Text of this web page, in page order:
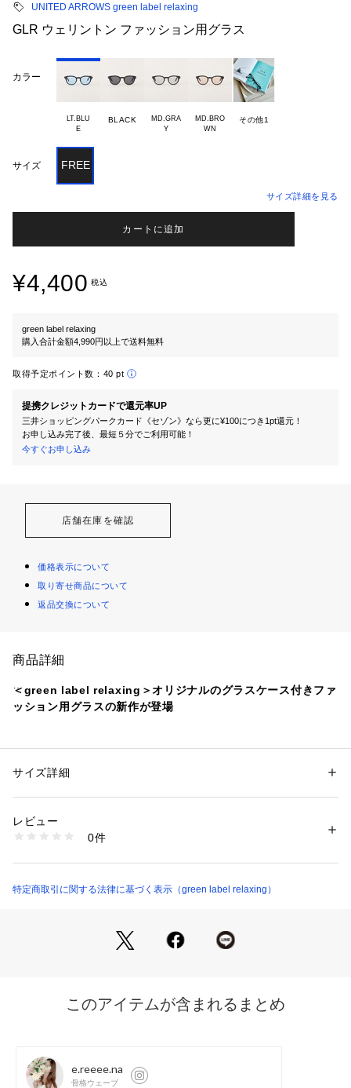
UNITED ARROWS green label relaxing
GLR ウェリントン ファッション用グラス
カラー
LT.BLU
BLACK
MD.GRA
MD.BRO
その他1
サイズ FREE
サイズ詳細を見る
カートに追加
¥4,400 税込
green label relaxing
購入合計金額4,990円以上で送料無料
取得予定ポイント数： 40 pt
提携クレジットカードで還元率UP
三井ショッピングパークカード《セゾン》なら更に¥100につき1pt還元！
お申し込み完了後、最短５分でご利用可能！
今すぐお申し込み
店舗在庫を確認
価格表示について
取り寄せ商品について
返品交換について
商品詳細
＜green label relaxing＞オリジナルのグラスケース付きファ
ッション用グラスの新作が登場
ション用グラス。
カラーレンズが、スタイリングのほどよい抜け感に。
春夏のシンプルな着こなしに、さりげないアクセントをプラス
-可視光線透過率-
・MD.BROWN：65％
-紫外線透過率-
性別：レディース
素材：-
洗濯：-
※詳しい洗濯方法については、商品の品質表示タグをご覧ください
32446990239 （ショップ）
サイズ詳細
レビュー
0件
特定商取引に関する法律に基づく表示（green label relaxing）